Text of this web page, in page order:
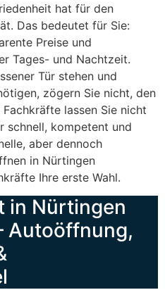
hat für den
Das bedeutet für Sie:
Preise und
Tages- und Nachtzeit.
Tür stehen und
zögern Sie nicht, den
lassen Sie nicht
schnell, kompetent und
aber dennoch
in Nürtingen
Ihre erste Wahl.
in Nürtingen
Autoöffnung,